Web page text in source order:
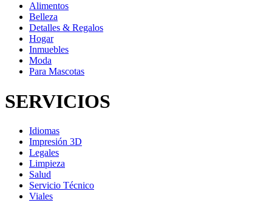
Alimentos
Belleza
Detalles & Regalos
Hogar
Inmuebles
Moda
Para Mascotas
SERVICIOS
Idiomas
Impresión 3D
Legales
Limpieza
Salud
Servicio Técnico
Viales